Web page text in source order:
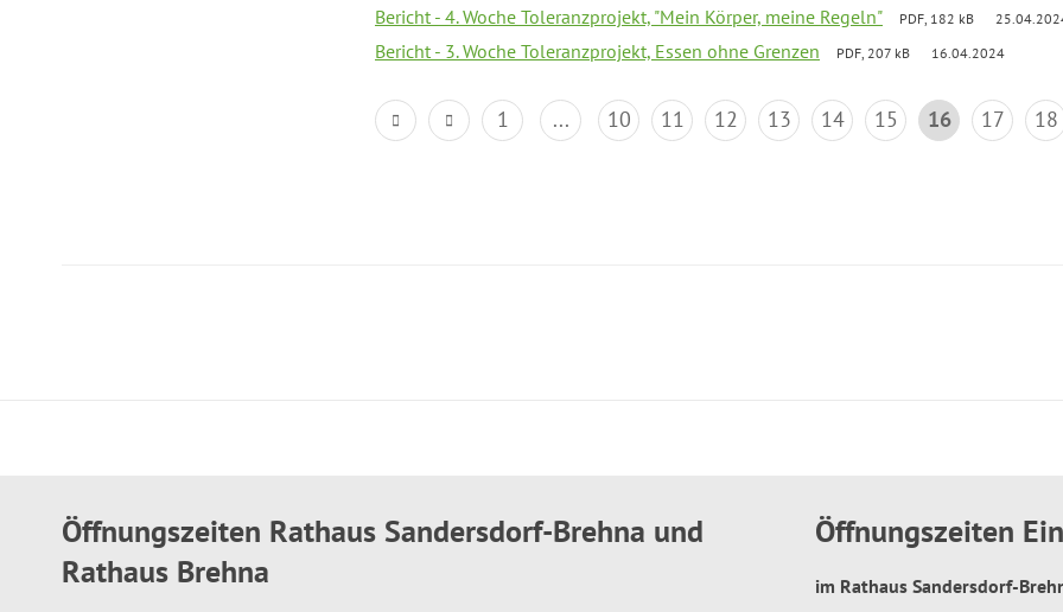
Bericht - 4. Woche Toleranzprojekt, "Mein Körper, meine Regeln" PDF, 182 kB
Bericht - 3. Woche Toleranzprojekt, Essen ohne Grenzen PDF, 207 kB 16.04.2024
1 ... 10 11 12 13 14 15 16 17 18
Öffnungszeiten Rathaus Sandersdorf-Brehna und
Rathaus Brehna
Öffnungszeiten
im Rathaus Sandersdorf-